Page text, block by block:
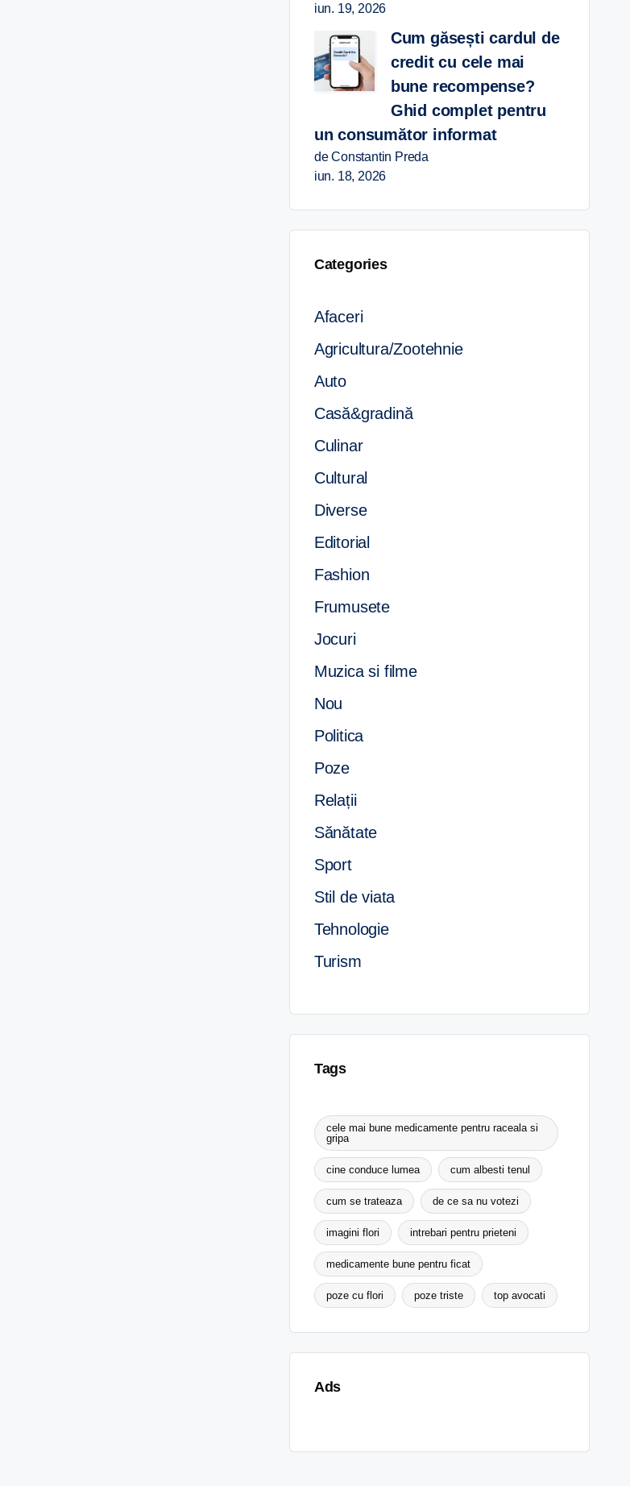
iun. 19, 2026
Cum găsești cardul de
credit cu cele mai
bune recompense?
Ghid complet pentru
un consumător informat
de Constantin Preda
iun. 18, 2026
Categories
Afaceri
Agricultura/Zootehnie
Auto
Casă&gradină
Culinar
Cultural
Diverse
Editorial
Fashion
Frumusete
Jocuri
Muzica si filme
Nou
Politica
Poze
Relații
Sănătate
Sport
Stil de viata
Tehnologie
Turism
Tags
cele mai bune medicamente pentru raceala si
gripa
cine conduce lumea cum albesti tenul
cum se trateaza de ce sa nu votezi
imagini flori intrebari pentru prieteni
medicamente bune pentru ficat
poze cu flori poze triste top avocati
Ads